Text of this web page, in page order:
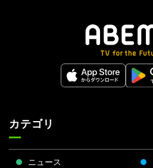
カテゴリ
ニュース